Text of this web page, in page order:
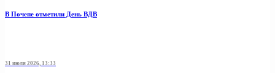
В Почепе отметили День ВДВ
31 июля 2026, 13:33